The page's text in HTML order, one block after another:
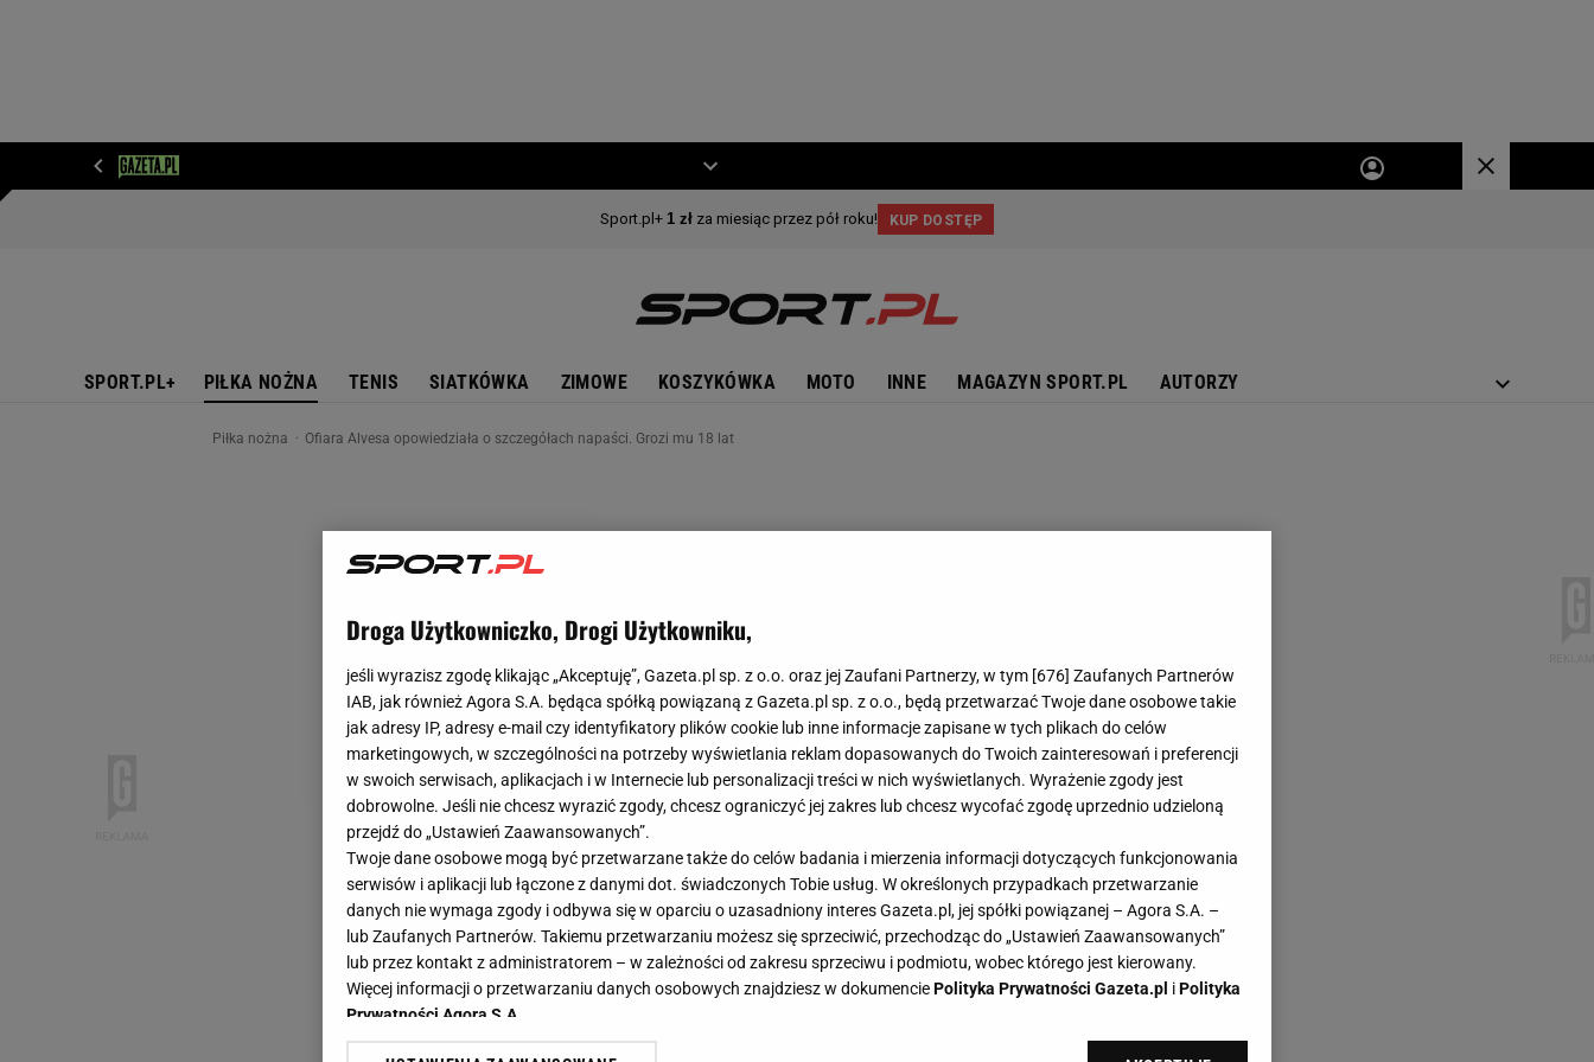
SPORT.PL+ PIŁKA NOŻNA TENIS SIATKÓWKA ZIMOWE KOSZYKÓWKA MOTO INNE MAGAZYN SPORT.PL AUTORZY
Piłka nożna Ofiara Alvesa opowiedziała o szczegółach napaści. Grozi mu 18 lat
Droga Użytkowniczko, Drogi Użytkowniku,
jeśli wyrazisz zgodę klikając „Akceptuję”, Gazeta.pl sp. z o.o. oraz jej Zaufani Partnerzy, w tym [676] Zaufanych Partnerów
IAB, jak również Agora S.A. będąca spółką powiązaną z Gazeta.pl sp. z o.o., będą przetwarzać Twoje dane osobowe takie
jak adresy IP, adresy e-mail czy identyfikatory plików cookie lub inne informacje zapisane w tych plikach do celów
marketingowych, w szczególności na potrzeby wyświetlania reklam dopasowanych do Twoich zainteresowań i preferencji
w swoich serwisach, aplikacjach i w Internecie lub personalizacji treści w nich wyświetlanych. Wyrażenie zgody jest
dobrowolne. Jeśli nie chcesz wyrazić zgody, chcesz ograniczyć jej zakres lub chcesz wycofać zgodę uprzednio udzieloną
przejdź do „Ustawień Zaawansowanych”.
Twoje dane osobowe mogą być przetwarzane także do celów badania i mierzenia informacji dotyczących funkcjonowania
serwisów i aplikacji lub łączone z danymi dot. świadczonych Tobie usług. W określonych przypadkach przetwarzanie
danych nie wymaga zgody i odbywa się w oparciu o uzasadniony interes Gazeta.pl, jej spółki powiązanej – Agora S.A. –
lub Zaufanych Partnerów. Takiemu przetwarzaniu możesz się sprzeciwić, przechodząc do „Ustawień Zaawansowanych”
lub przez kontakt z administratorem – w zależności od zakresu sprzeciwu i podmiotu, wobec którego jest kierowany.
Więcej informacji o przetwarzaniu danych osobowych znajdziesz w dokumenciePolityka Prywatności Gazeta.pl iPolityka
Prywatności Agora S.A.